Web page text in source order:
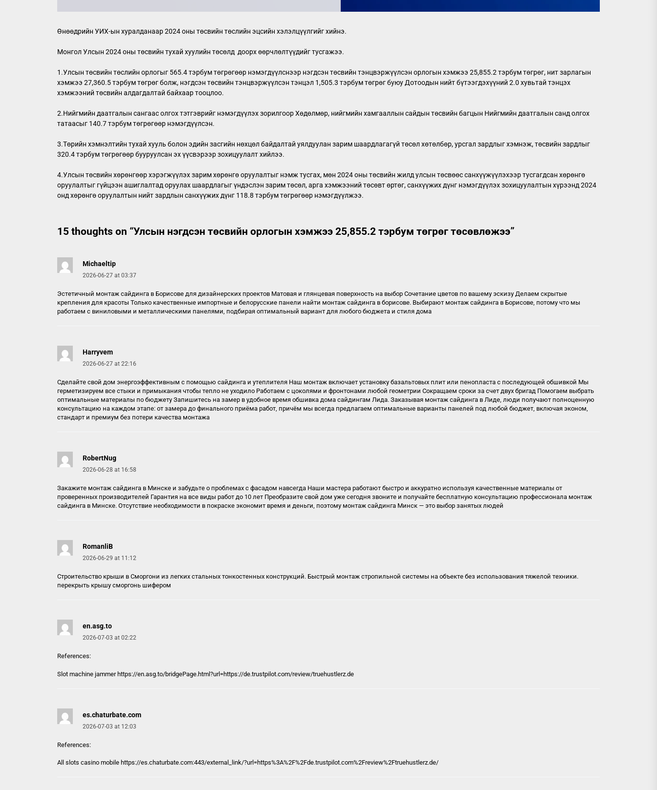
Өнөөдрийн УИХ-ын хуралданаар 2024 оны төсвийн төслийн эцсийн хэлэлцүүлгийг хийнэ.
Монгол Улсын 2024 оны төсвийн тухай хуулийн төсөлд доорх өөрчлөлтүүдийг тусгажээ.
1.Улсын төсвийн төслийн орлогыг 565.4 тэрбум төгрөгөөр нэмэгдүүлснээр нэгдсэн төсвийн тэнцвэржүүлсэн орлогын хэмжээ 25,855.2 тэрбум төгрөг, нит зарлагын
хэмжээ 27,360.5 тэрбум төгрөг болж, нэгдсэн төсвийн тэнцвэржүүлсэн тэнцэл 1,505.3 тэрбум төгрөг буюу Дотоодын нийт бүтээгдэхүүний 2.0 хувьтай тэнцэх
хэмжээний төсвийн алдагдалтай байхаар тооцлоо.
2.Нийгмийн даатгалын сангаас олгох тэтгэврийг нэмэгдүүлэх зорилгоор Хөдөлмөр, нийгмийн хамгааллын сайдын төсвийн багцын Нийгмийн даатгалын санд олгох
татаасыг 140.7 тэрбум төгрөгөөр нэмэгдүүлсэн.
3.Төрийн хэмнэлтийн тухай хууль болон эдийн засгийн нөхцөл байдалтай уялдуулан зарим шаардлагагүй төсөл хөтөлбөр, урсгал зардлыг хэмнэж, төсвийн зардлыг
320.4 тэрбум төгрөгөөр бууруулсан эх үүсвэрээр зохицуулалт хийлээ.
4.Улсын төсвийн хөрөнгөөр хэрэгжүүлэх зарим хөрөнгө оруулалтыг нэмж тусгах, мөн 2024 оны төсвийн жилд улсын төсвөөс санхүүжүүлэхээр тусгагдсан хөрөнгө
оруулалтыг гүйцээн ашиглалтад оруулах шаардлагыг үндэслэн зарим төсөл, арга хэмжээний төсөвт өртөг, санхүүжих дүнг нэмэгдүүлэх зохицуулалтын хүрээнд 2024
онд хөрөнгө оруулалтын нийт зардлын санхүүжих дүнг 118.8 тэрбум төгрөгөөр нэмэгдүүлжээ.
15 thoughts on “Улсын нэгдсэн төсвийн орлогын хэмжээ 25,855.2 тэрбум төгрөг төсөвлөжээ”
Michaeltip
2026-06-27 at 03:37
Эстетичный монтаж сайдинга в Борисове для дизайнерских проектов Матовая и глянцевая поверхность на выбор Сочетание цветов по вашему эскизу Делаем скрытые
крепления для красоты Только качественные импортные и белорусские панели найти монтаж сайдинга в борисове. Выбирают монтаж сайдинга в Борисове, потому что мы
работаем с виниловыми и металлическими панелями, подбирая оптимальный вариант для любого бюджета и стиля дома
Harryvem
2026-06-27 at 22:16
Сделайте свой дом энергоэффективным с помощью сайдинга и утеплителя Наш монтаж включает установку базальтовых плит или пенопласта с последующей обшивкой Мы
герметизируем все стыки и примыкания чтобы тепло не уходило Работаем с цоколями и фронтонами любой геометрии Сокращаем сроки за счет двух бригад Помогаем выбрать
оптимальные материалы по бюджету Запишитесь на замер в удобное время обшивка дома сайдингам Лида. Заказывая монтаж сайдинга в Лиде, люди получают полноценную
консультацию на каждом этапе: от замера до финального приёма работ, причём мы всегда предлагаем оптимальные варианты панелей под любой бюджет, включая эконом,
стандарт и премиум без потери качества монтажа
RobertNug
2026-06-28 at 16:58
Закажите монтаж сайдинга в Минске и забудьте о проблемах с фасадом навсегда Наши мастера работают быстро и аккуратно используя качественные материалы от
проверенных производителей Гарантия на все виды работ до 10 лет Преобразите свой дом уже сегодня звоните и получайте бесплатную консультацию профессионала монтаж
сайдинга в Минске. Отсутствие необходимости в покраске экономит время и деньги, поэтому монтаж сайдинга Минск — это выбор занятых людей
RomanliB
2026-06-29 at 11:12
Строительство крыши в Сморгони из легких стальных тонкостенных конструкций. Быстрый монтаж стропильной системы на объекте без использования тяжелой техники.
перекрыть крышу сморгонь шифером
en.asg.to
2026-07-03 at 02:22
References:
Slot machine jammer https://en.asg.to/bridgePage.html?url=https://de.trustpilot.com/review/truehustlerz.de
es.chaturbate.com
2026-07-03 at 12:03
References:
All slots casino mobile https://es.chaturbate.com:443/external_link/?url=https%3A%2F%2Fde.trustpilot.com%2Freview%2Ftruehustlerz.de/